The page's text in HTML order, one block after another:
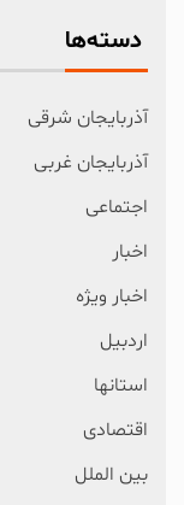
دسته‌ها
آذربایجان شرقی
آذربایجان غربی
اجتماعی
اخبار
اخبار ویژه
اردبیل
استانها
اقتصادی
بین الملل